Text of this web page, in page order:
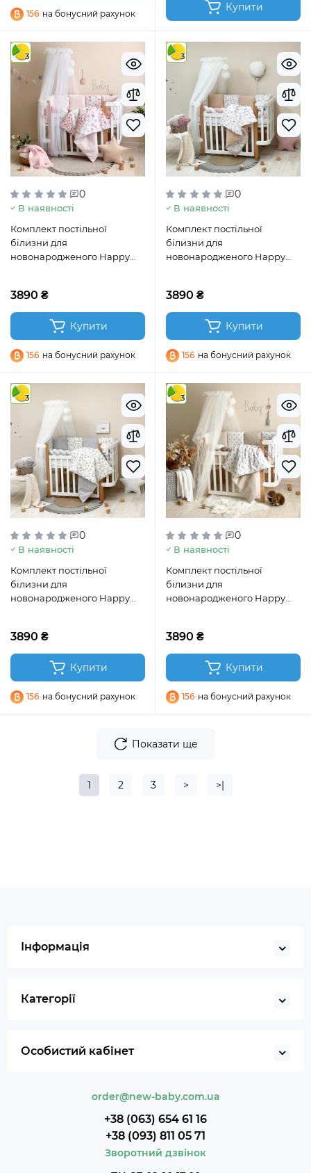
156 на бонусний рахунок
Купити
3
0
В наявності
Комплект постільної
білизни для
новонародженого Happy
3890 ₴
Купити
156 на бонусний рахунок
3
0
В наявності
Комплект постільної
білизни для
новонародженого Happy
3890 ₴
Купити
156 на бонусний рахунок
3
0
В наявності
Комплект постільної
білизни для
новонародженого Happy
3890 ₴
Купити
156 на бонусний рахунок
3
0
В наявності
Комплект постільної
білизни для
новонародженого Happy
3890 ₴
Купити
156 на бонусний рахунок
Показати ще
1 2 3 > >|
Інформація
Категорії
Особистий кабінет
order@new-baby.com.ua
+38 (063) 654 61 16
+38 (093) 811 05 71
Зворотний дзвінок